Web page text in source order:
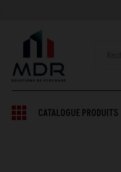
CATALOGUE PRODUITS